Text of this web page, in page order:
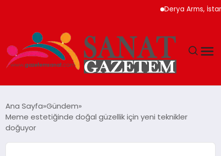
Derya Arms, İstanbul
TEKNOLOJI
Ana Sayfa Gündem
Meme estetiğinde doğal güzellik için yeni teknikler
doğuyor